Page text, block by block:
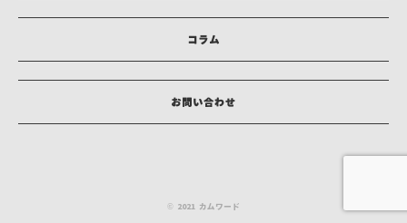
コラム
お問い合わせ
© 2021 カムワード